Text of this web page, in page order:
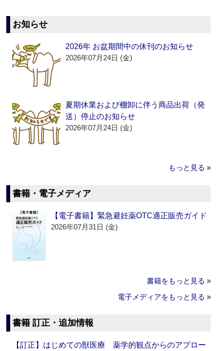
お知らせ
2026年 お盆期間中の休刊のお知らせ
2026年07月24日 (金)
夏期休業および棚卸に伴う商品出荷（発
送）停止のお知らせ
2026年07月24日 (金)
もっと見る »
書籍・電子メディア
【電子書籍】緊急避妊薬OTC適正販売ガイド
2026年07月31日 (金)
書籍をもっと見る »
電子メディアをもっと見る »
書籍 訂正・追加情報
【訂正】はじめての獣医療 薬学的観点からのアプロー